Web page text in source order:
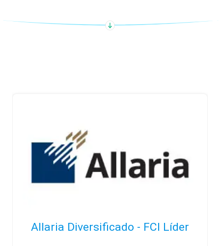
Allaria Diversificado - FCI Líder